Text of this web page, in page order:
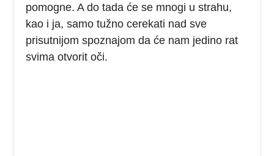
pomogne. A do tada će se mnogi u strahu,
kao i ja, samo tužno cerekati nad sve
prisutnijom spoznajom da će nam jedino rat
svima otvorit oči.